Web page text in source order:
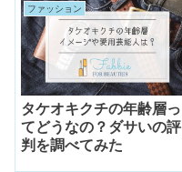
ファッション
タケオキクチの年齢層っ
てどうなの？ダサいの評
判を調べてみた